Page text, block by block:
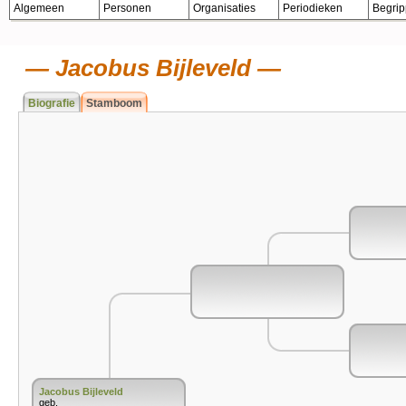
Algemeen Personen Organisaties Periodieken
Jacobus Bijleveld
Biografie Stamboom
Jacobus Bijleveld
geb.